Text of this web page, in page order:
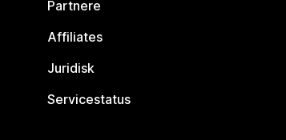
Partnere
Affiliates
Juridisk
Servicestatus